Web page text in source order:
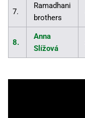
7.
Ramadhani
brothers
8.
Anna
Slížová